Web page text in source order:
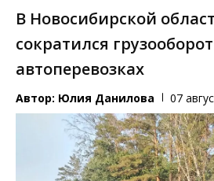
В Новосибирской
сократился
автоперевозках
Автор: Юлия Данилова 07